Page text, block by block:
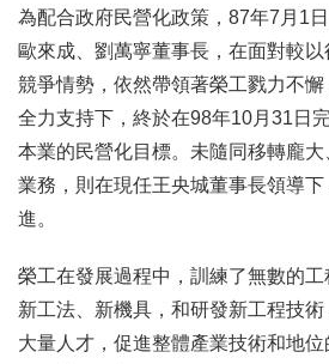
為配合政府民營化政策，87年7月1
歐來成、劉萬寧董事長，在面對較
競爭情勢，依然帶領著榮工戮力不
全力支持下，終於在98年10月31日
本業的民營化目標。未隨同移轉龐
業務，則在現任王央城董事長領導
進。
榮工在發展過程中，訓練了無數的
新工法、新機具，和研發新工程技
大量人才，促進整體產業技術和地